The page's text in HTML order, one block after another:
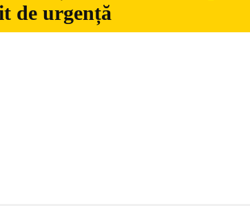
de urgență